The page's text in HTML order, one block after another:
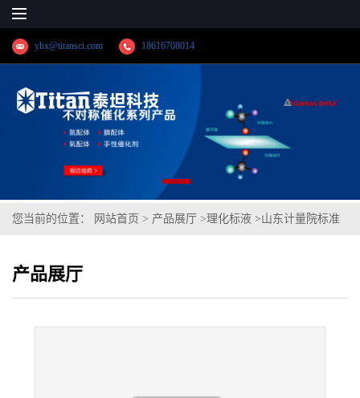
yhx@titansci.com 18616708014
您当前的位置： 网站首页 > 产品展厅 >理化标液 >山东计量院标准
产品展厅